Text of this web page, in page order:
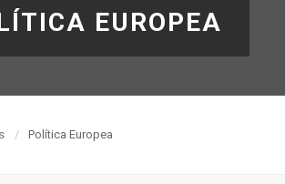
EUROPEA
Política Europea